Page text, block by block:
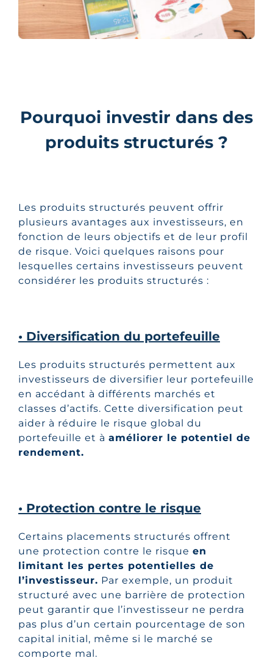
Pourquoi investir dans des
produits structurés ?
Les produits structurés peuvent offrir
plusieurs avantages aux investisseurs, en
fonction de leurs objectifs et de leur profil
de risque. Voici quelques raisons pour
lesquelles certains investisseurs peuvent
considérer les produits structurés :
• Diversification du portefeuille
Les produits structurés permettent aux
investisseurs de diversifier leur portefeuille
en accédant à différents marchés et
classes d’actifs. Cette diversification peut
aider à réduire le risque global du
portefeuille et à améliorer le potentiel de
rendement.
• Protection contre le risque
Certains placements structurés offrent
une protection contre le risque en
limitant les pertes potentielles de
l’investisseur. Par exemple, un produit
structuré avec une barrière de protection
peut garantir que l’investisseur ne perdra
pas plus d’un certain pourcentage de son
capital initial, même si le marché se
comporte mal.